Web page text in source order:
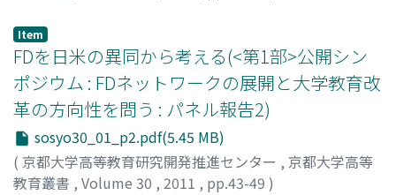
Item
FDを日米の異同から考える(<第1部>公開シン
ポジウム : FDネットワークの展開と大学教育改
革の方向性を問う : パネル報告2)
sosyo30_01_p2.pdf(5.45 MB)
( 京都大学高等教育研究開発推進センター , 京都大学高等
教育叢書 , Volume 30 , 2011 , pp.43-49 )